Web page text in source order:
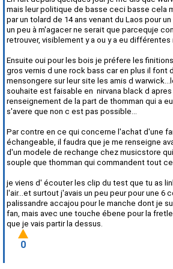
mais leur politique de basse ceci basse cela
par un tolard de 14 ans venant du Laos pour
un peu à m'agacer ne serait que parcequje
retrouver, visiblement y a ou y a eu différentes
Ensuite oui pour les bois je préfere les
gros vernis d une rock bass car en plus il font
mensongere sur leur site les amis d
souhaite est faisable en nirvana black d apres
renseignement de la part de thomman qui a eu
s'avere que non c est pas possible...
Par contre en ce qui concerne l'achat d'une
échangeable, il faudra que je me renseigne
d'un modele de rechange chez musicstore
souple que thomman qui commandent tout
je viens d' écouter les clip du test que tu as
l'air...et surtout j'avais un peu peur pour une 6
palissandre accajou pour le manche dont je
fan, mais avec une touche ébene pour la
que je vais partir la dessus.
0